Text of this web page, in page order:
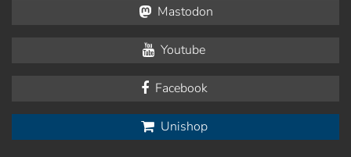
Mastodon
Youtube
Facebook
Unishop